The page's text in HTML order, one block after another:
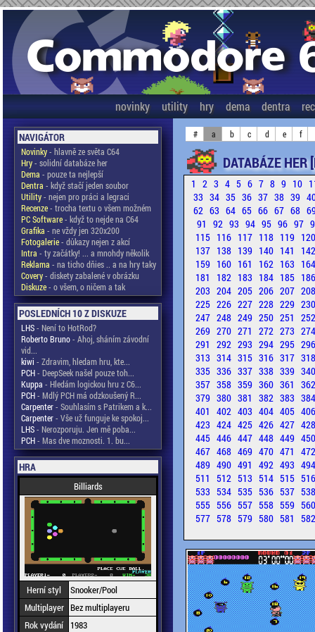
novinky utility hry dema dentra
NAVIGÁTOR
Novinky- hlavně ze světa C64
Hry- solidní databáze her
Dema - pouze ta nejlepší
Dentra - když stačí jeden soubor
Utility- nejen pro práci a legraci
Recenze- trocha textu o všem možném
PC Software- když to nejde na C64
Grafika - ne vždy jen 320x200
Fotogalerie- důkazy nejen z akcí
Intra - ty začátky! ... a mnohdy několik
Reklama - na ticho dňies .. a na hry taky
Covery- diskety zabalené v obrázku
Diskuze- o všem, o ničem a tak
POSLEDNÍCH 10 Z DISKUZE
LHS- Není to HotRod?
Roberto Bruno- Ahoj, sháním závodní
vid...
kiwi - Zdravim, hledam hru, kte...
PCH- DeepSeek našel pouze toh...
Kuppa - Hledám logickou hru z C6...
PCH- Mdlý PCH má odzkoušený R...
Carpenter- Souhlasím s Patrikem a k...
Carpenter- Vše už funguje ke spokoj...
LHS- Nerozporuju. Jen mě poba...
PCH- Mas dve moznosti. 1. bu...
HRA
Billiards
Herní styl
Snooker/Pool
Multiplayer Bez multiplayeru
Rok vydání
1983
# a b c d e f
DATABÁZE
1 2 3 4 5 6 7 8 9 10
33 34 35 36 37 38 39
62 63 64 65 66 67 68
91 92 93 94 95 96 97
115 116 117 118 119
137 138 139 140 141
159 160 161 162 163
181
182 183 184 185
203 204 205 206 207
225 226 227 228 229
247 248 249 250 251
269 270 271 272 273
291 292 293 294 295
313 314 315 316 317
335 336 337 338 339
357 358 359 360 361
379 380 381 382 383
401 402 403 404 405
423 424 425 426 427
445 446 447 448 449
467 468 469 470 471
489 490 491 492 493
511 512 513 514 515
533 534 535 536 537
555 556 557 558 559
577 578 579 580 581